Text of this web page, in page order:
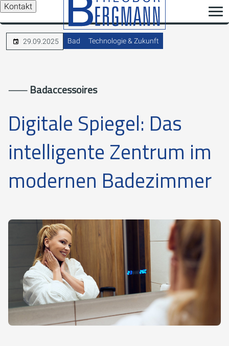
Kontakt
29.09.2025 Bad Technologie & Zukunft
⸺Badaccessoires
Digitale Spiegel: Das
intelligente Zentrum im
modernen Badezimmer